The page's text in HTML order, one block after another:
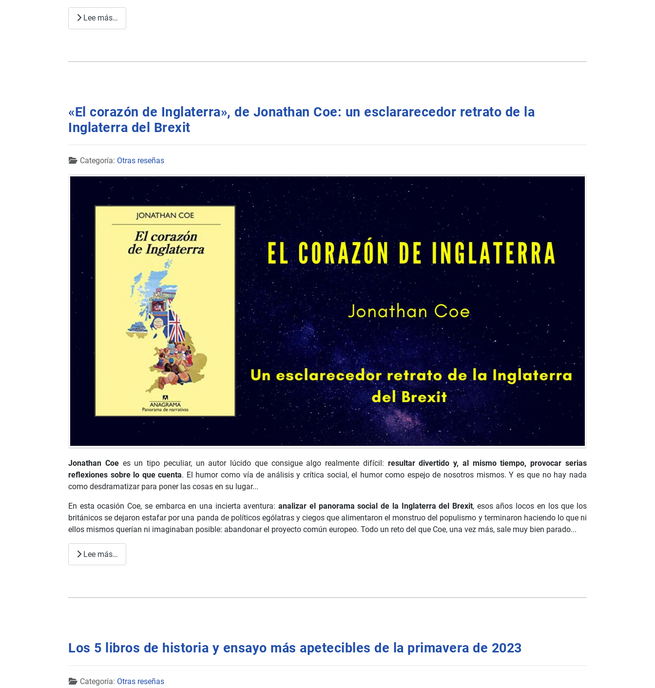
Lee más…
«El corazón de Inglaterra», de Jonathan Coe: un esclararecedor retrato de la
Inglaterra del Brexit
Detalles
Categoría: Otras reseñas
Jonathan Coees un tipo peculiar, un autor lúcido que consigue algo realmente difícil: resultar divertido y, al mismo tiempo, provocar serias
reflexiones sobre lo que cuenta. El humor como vía de análisis y crítica social, el humor como espejo de nosotros mismos. Y es que no hay nada
como desdramatizar para poner las cosas en su lugar...
En esta ocasión Coe, se embarca en una incierta aventura:analizar el panorama social de la Inglaterra del Brexit, esos años locos en los que los
británicos se dejaron estafar por una panda de políticos ególatras y ciegos que alimentaron el monstruo del populismo y terminaron haciendo lo que ni
ellos mismos querían ni imaginaban posible: abandonar el proyecto común europeo. Todo un reto del que Coe, una vez más, sale muy bien parado...
Lee más…
Los 5 libros de historia y ensayo más apetecibles de la primavera de 2023
Detalles
Categoría: Otras reseñas